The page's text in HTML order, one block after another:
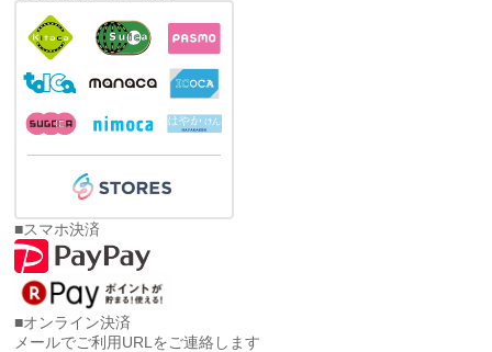
■スマホ決済
■オンライン決済
メールでご利用URLをご連絡します